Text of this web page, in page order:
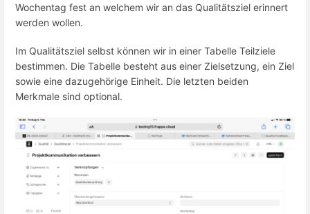
Wochentag fest an welchem wir an das Qualitätsziel erinnert
werden wollen.
Im Qualitätsziel selbst können wir in einer Tabelle Teilziele
bestimmen. Die Tabelle besteht aus einer Zielsetzung, ein Ziel
sowie eine dazugehörige Einheit. Die letzten beiden
Merkmale sind optional.